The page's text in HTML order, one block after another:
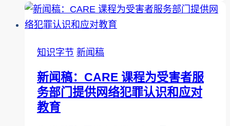
交
媒
体
知识字节 新闻稿
新闻稿：CARE 课程为受害者服
务部门提供网络犯罪认识和应对
教育